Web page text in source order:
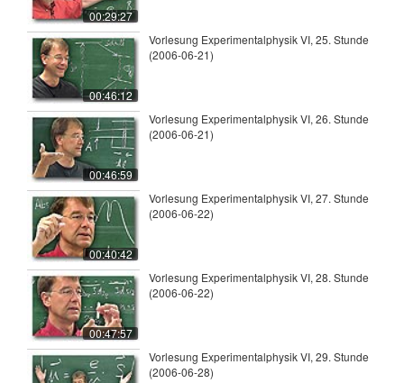
00:29:27
00:46:12
Vorlesung Experimentalphysik VI, 25. Stunde
(2006-06-21)
00:46:59
Vorlesung Experimentalphysik VI, 26. Stunde
(2006-06-21)
00:40:42
Vorlesung Experimentalphysik VI, 27. Stunde
(2006-06-22)
00:47:57
Vorlesung Experimentalphysik VI, 28. Stunde
(2006-06-22)
Vorlesung Experimentalphysik VI, 29. Stunde
(2006-06-28)